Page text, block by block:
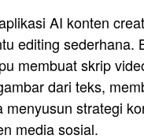
AI konten
editing sederhana.
membuat skrip
dari teks,
menyusun strategi
media sosial.